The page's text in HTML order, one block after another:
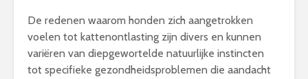
De redenen waarom honden zich aangetrokken
voelen tot kattenontlasting zijn divers en kunnen
variëren van diepgewortelde natuurlijke instincten
tot specifieke gezondheidsproblemen die aandacht